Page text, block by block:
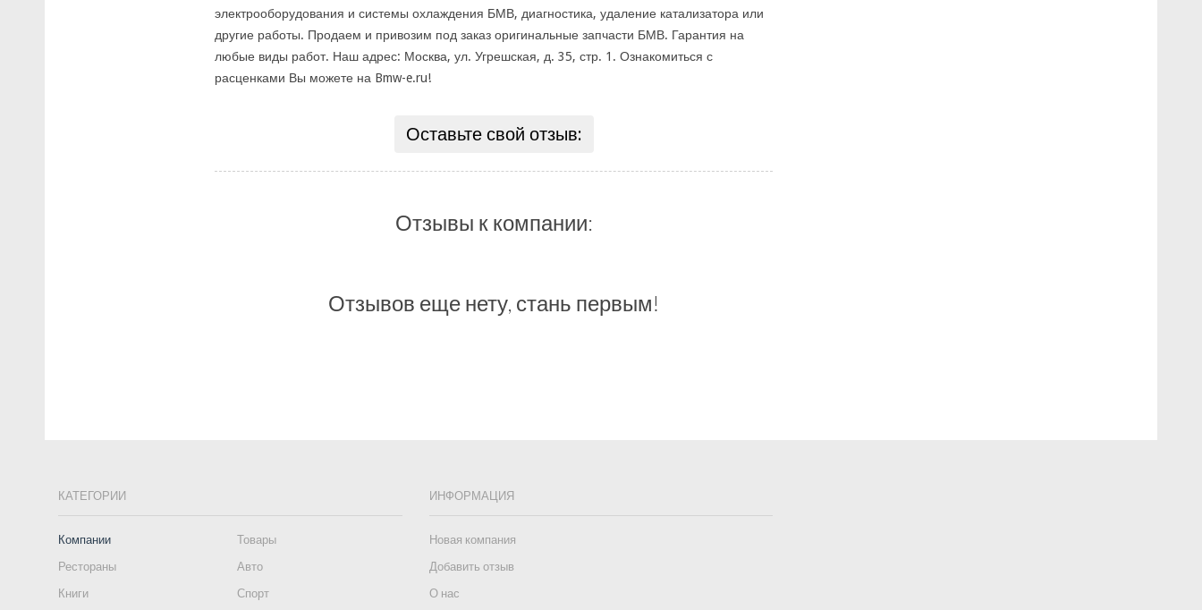
электрооборудования и системы охлаждения БМВ, диагностика, удаление катализатора или
другие работы. Продаем и привозим под заказ оригинальные запчасти БМВ. Гарантия на
любые виды работ. Наш адрес: Москва, ул. Угрешская, д. 35, стр. 1. Ознакомиться с
расценками Вы можете на Bmw-e.ru!
Оставьте свой отзыв:
Отзывы к компании:
Отзывов еще нету, стань первым!
КАТЕГОРИИ
Компании
Товары
Рестораны
Авто
Книги
Спорт
ИНФОРМАЦИЯ
Новая компания
Добавить отзыв
О нас